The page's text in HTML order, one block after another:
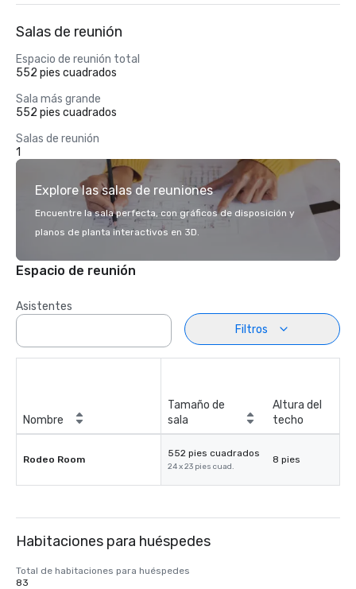
Salas de reunión
Espacio de reunión total
552 pies cuadrados
Sala más grande
552 pies cuadrados
Salas de reunión
1
Explore las salas de reuniones
Encuentre la sala perfecta, con gráficos de disposición y
planos de planta interactivos en 3D.
Espacio de reunión
Asistentes
Filtros
Nombre
Tamaño de
sala
Altura del
techo
Rodeo Room
552 pies cuadrados
24 x 23 pies cuad.
8 pies
Habitaciones para huéspedes
Total de habitaciones para huéspedes
83